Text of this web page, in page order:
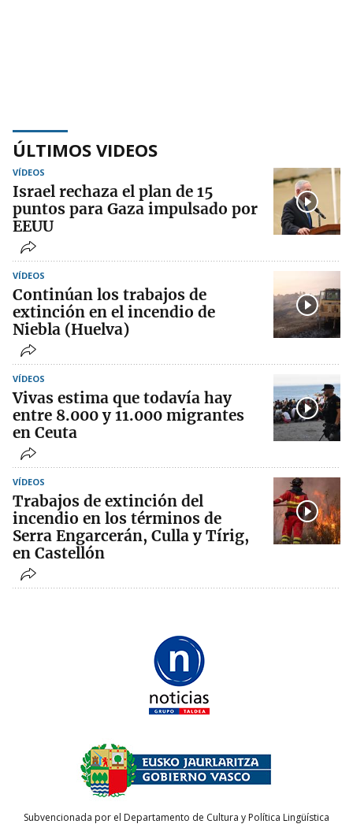
ÚLTIMOS VIDEOS
VÍDEOS
Israel rechaza el plan de 15
puntos para Gaza impulsado por
EEUU
VÍDEOS
Continúan los trabajos de
extinción en el incendio de
Niebla (Huelva)
VÍDEOS
Vivas estima que todavía hay
entre 8.000 y 11.000 migrantes
en Ceuta
VÍDEOS
Trabajos de extinción del
incendio en los términos de
Serra Engarcerán, Culla y Tírig,
en Castellón
Subvencionada por el Departamento de Cultura y Política Lingüística